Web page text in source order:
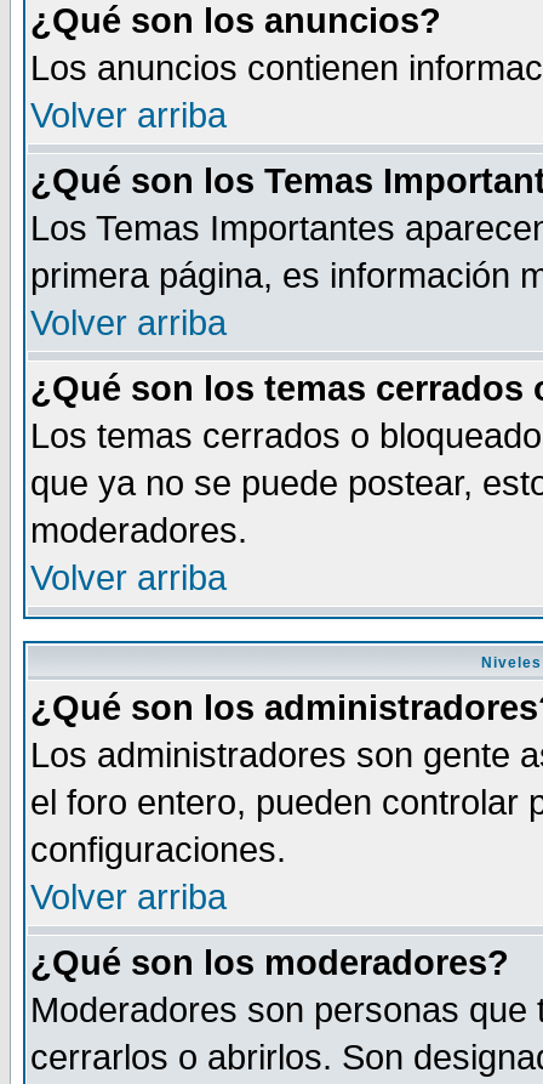
¿Qué son los anuncios?
Los anuncios contienen
Volver arriba
¿Qué son los Temas
Los Temas Importantes
primera página, es información
Volver arriba
¿Qué son los temas cerrados
Los temas cerrados o
que ya no se puede postear,
moderadores.
Volver arriba
¿Qué son los
Los administradores son gente
el foro entero, pueden controlar
configuraciones.
Volver arriba
¿Qué son los moderadores?
Moderadores son personas
cerrarlos o abrirlos. Son